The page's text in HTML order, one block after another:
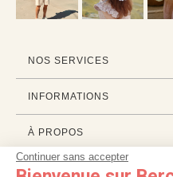
Continuer sans accepter
NOS SERVICES
INFORMATIONS
À PROPOS
PROFESSIONNELS